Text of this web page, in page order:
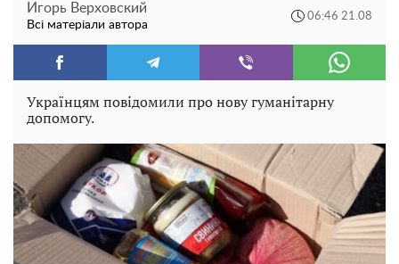
Игорь Верховский
Всі матеріали автора
06:46 21.08
Українцям повідомили про нову гуманітарну
допомогу.